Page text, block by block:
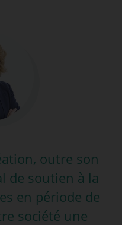
outre son
de soutien à la
en période de
société une